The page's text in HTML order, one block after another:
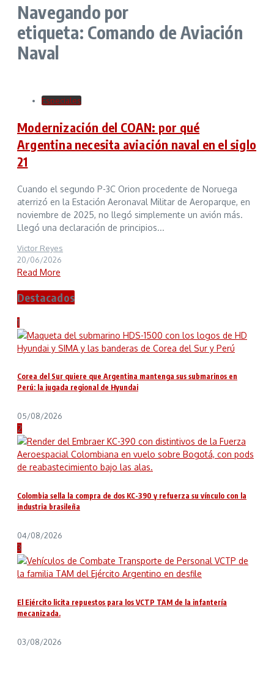
Navegando por
etiqueta: Comando de Aviación
Naval
Especiales
Modernización del COAN: por qué
Argentina necesita aviación naval en el siglo
21
Cuando el segundo P-3C Orion procedente de Noruega
aterrizó en la Estación Aeronaval Militar de Aeroparque, en
noviembre de 2025, no llegó simplemente un avión más.
Llegó una declaración de principios...
Victor Reyes
20/06/2026
Read More
Destacados
1
Corea del Sur quiere que Argentina mantenga sus submarinos en
Perú: la jugada regional de Hyundai
05/08/2026
2
Colombia sella la compra de dos KC-390 y refuerza su vínculo con la
industria brasileña
04/08/2026
3
El Ejército licita repuestos para los VCTP TAM de la infantería
mecanizada.
03/08/2026